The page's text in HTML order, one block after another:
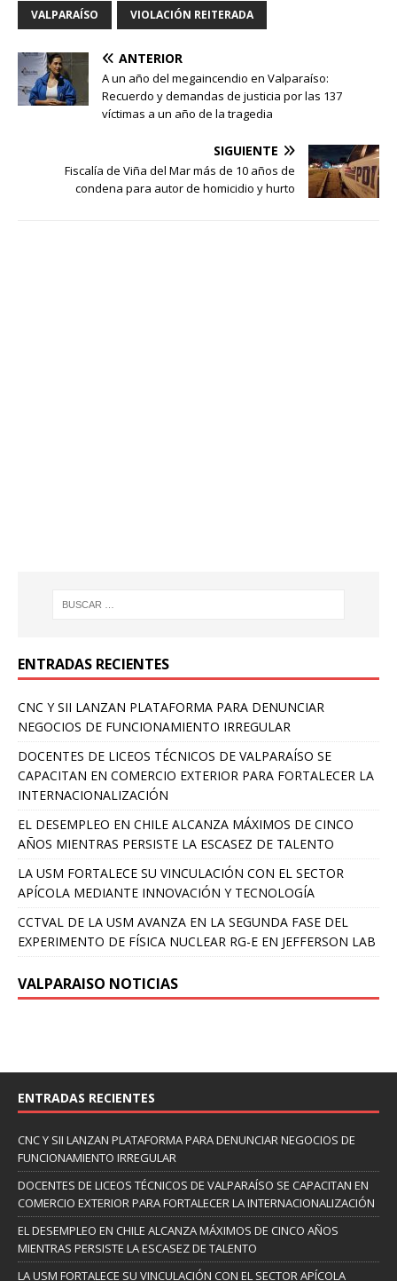
VALPARAÍSO VIOLACIÓN REITERADA
ANTERIOR
A un año del megaincendio en Valparaíso:
Recuerdo y demandas de justicia por las 137
víctimas a un año de la tragedia
SIGUIENTE
Fiscalía de Viña del Mar más de 10 años de
condena para autor de homicidio y hurto
ENTRADAS RECIENTES
CNC Y SII LANZAN PLATAFORMA PARA DENUNCIAR
NEGOCIOS DE FUNCIONAMIENTO IRREGULAR
DOCENTES DE LICEOS TÉCNICOS DE VALPARAÍSO SE
CAPACITAN EN COMERCIO EXTERIOR PARA FORTALECER LA
INTERNACIONALIZACIÓN
EL DESEMPLEO EN CHILE ALCANZA MÁXIMOS DE CINCO
AÑOS MIENTRAS PERSISTE LA ESCASEZ DE TALENTO
LA USM FORTALECE SU VINCULACIÓN CON EL SECTOR
APÍCOLA MEDIANTE INNOVACIÓN Y TECNOLOGÍA
CCTVAL DE LA USM AVANZA EN LA SEGUNDA FASE DEL
EXPERIMENTO DE FÍSICA NUCLEAR RG-E EN JEFFERSON LAB
VALPARAISO NOTICIAS
ENTRADAS RECIENTES
CNC Y SII LANZAN PLATAFORMA PARA DENUNCIAR NEGOCIOS DE
FUNCIONAMIENTO IRREGULAR
DOCENTES DE LICEOS TÉCNICOS DE VALPARAÍSO SE CAPACITAN EN
COMERCIO EXTERIOR PARA FORTALECER LA INTERNACIONALIZACIÓN
EL DESEMPLEO EN CHILE ALCANZA MÁXIMOS DE CINCO AÑOS
MIENTRAS PERSISTE LA ESCASEZ DE TALENTO
LA USM FORTALECE SU VINCULACIÓN CON EL SECTOR APÍCOLA